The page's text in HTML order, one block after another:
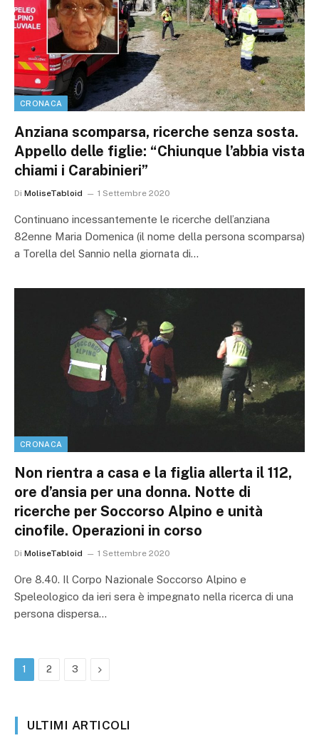
CRONACA
Anziana scomparsa, ricerche senza sosta.
Appello delle figlie: “Chiunque l’abbia vista
chiami i Carabinieri”
Di MoliseTabloid 1 Settembre 2020
Continuano incessantemente le ricerche dell’anziana
82enne Maria Domenica (il nome della persona scomparsa)
a Torella del Sannio nella giornata di…
CRONACA
Non rientra a casa e la figlia allerta il 112,
ore d’ansia per una donna. Notte di
ricerche per Soccorso Alpino e unità
cinofile. Operazioni in corso
Di MoliseTabloid 1 Settembre 2020
Ore 8.40. Il Corpo Nazionale Soccorso Alpino e
Speleologico da ieri sera è impegnato nella ricerca di una
persona dispersa…
1 2 3 Prossimo
ULTIMI ARTICOLI